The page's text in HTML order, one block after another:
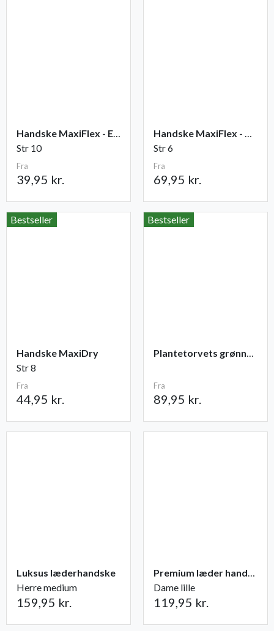
Handske MaxiFlex - Elite
Str 10
Fra
39,95 kr.
Handske MaxiFlex - Cut
Str 6
Fra
69,95 kr.
Bestseller
Handske MaxiDry
Str 8
Fra
44,95 kr.
Bestseller
Plantetorvets grønne vandingspose 75 liter
Fra
89,95 kr.
Luksus læderhandske
Herre medium
159,95 kr.
Premium læder handske Flutter
Dame lille
119,95 kr.